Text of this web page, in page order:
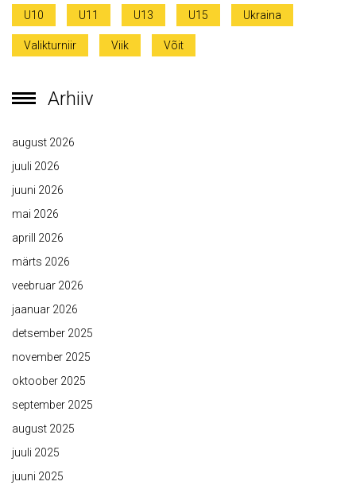
U10 U11 U13 U15 Ukraina
Valikturniir Viik Võit
Arhiiv
august 2026
juuli 2026
juuni 2026
mai 2026
aprill 2026
märts 2026
veebruar 2026
jaanuar 2026
detsember 2025
november 2025
oktoober 2025
september 2025
august 2025
juuli 2025
juuni 2025